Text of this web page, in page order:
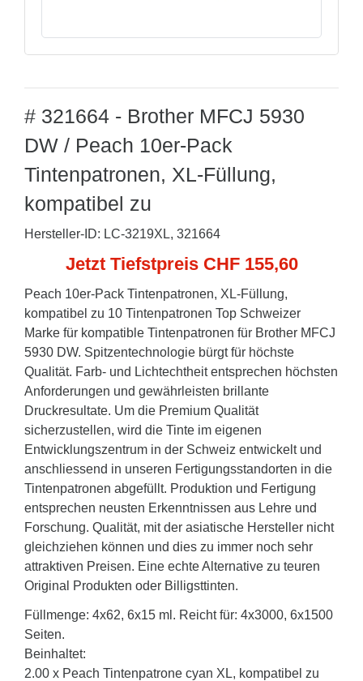
# 321664 - Brother MFCJ 5930
DW / Peach 10er-Pack
Tintenpatronen, XL-Füllung,
kompatibel zu
Hersteller-ID: LC-3219XL, 321664
Jetzt Tiefstpreis CHF 155,60
Peach 10er-Pack Tintenpatronen, XL-Füllung,
kompatibel zu 10 Tintenpatronen Top Schweizer
Marke für kompatible Tintenpatronen für Brother MFCJ
5930 DW. Spitzentechnologie bürgt für höchste
Qualität. Farb- und Lichtechtheit entsprechen höchsten
Anforderungen und gewährleisten brillante
Druckresultate. Um die Premium Qualität
sicherzustellen, wird die Tinte im eigenen
Entwicklungszentrum in der Schweiz entwickelt und
anschliessend in unseren Fertigungsstandorten in die
Tintenpatronen abgefüllt. Produktion und Fertigung
entsprechen neusten Erkenntnissen aus Lehre und
Forschung. Qualität, mit der asiatische Hersteller nicht
gleichziehen können und dies zu immer noch sehr
attraktiven Preisen. Eine echte Alternative zu teuren
Original Produkten oder Billigsttinten.
Füllmenge: 4x62, 6x15 ml. Reicht für: 4x3000, 6x1500
Seiten.
Beinhaltet:
2.00 x Peach Tintenpatrone cyan XL, kompatibel zu